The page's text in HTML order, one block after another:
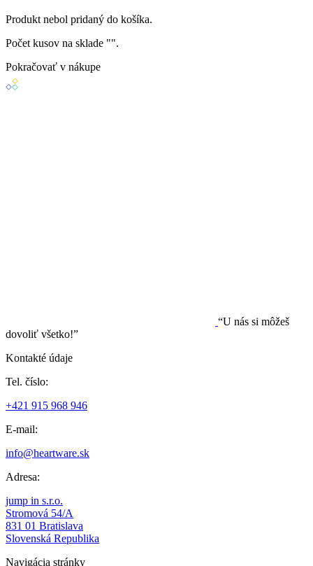
Produkt nebol pridaný do košíka.
Počet kusov na sklade "".
Pokračovať v nákupe
“U nás si môžeš
dovoliť všetko!”
Kontakté údaje
Tel. číslo:
+421 915 968 946
E-mail:
info@heartware.sk
Adresa:
jump in s.r.o.
Stromová 54/A
831 01 Bratislava
Slovenská Republika
Navigácia stránky